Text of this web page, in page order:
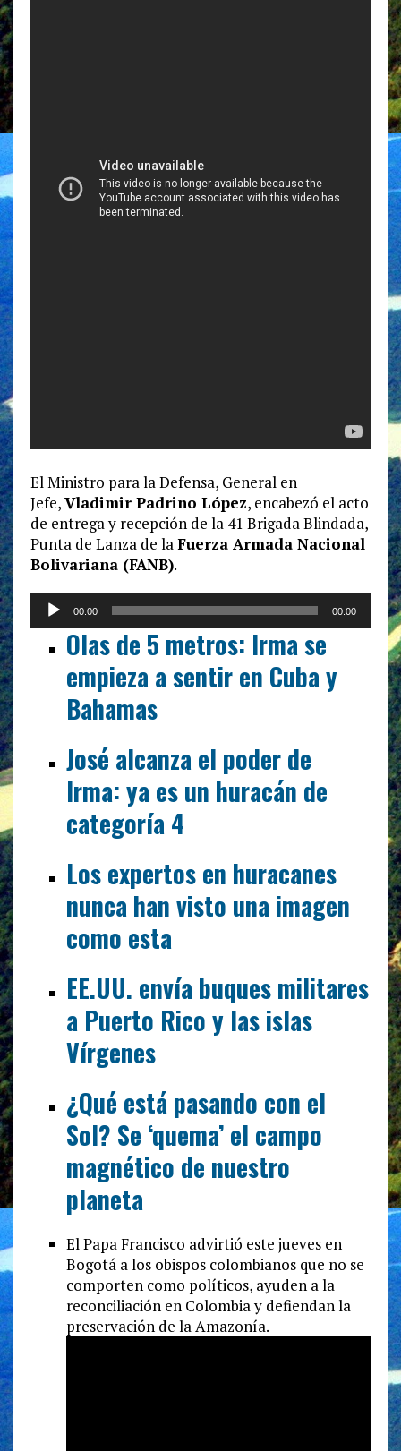
El Ministro para la Defensa, General en
Jefe,Vladimir Padrino López, encabezó el acto
de entrega y recepción de la 41 Brigada Blindada,
Punta de Lanza de laFuerza Armada Nacional
Bolivariana (FANB).
Reproductor
audio
00:00 00:00
Olas de 5 metros: Irma se
empieza a sentir en Cuba y
Bahamas
José alcanza el poder de
Irma: ya es un huracán de
categoría 4
Los expertos en huracanes
nunca han visto una imagen
como esta
EE.UU. envía buques militares
a Puerto Rico y las islas
Vírgenes
¿Qué está pasando con el
Sol? Se ‘quema’ el campo
magnético de nuestro
planeta
El Papa Francisco advirtió este jueves en
Bogotá a los obispos colombianos que no se
comporten como políticos, ayuden a la
reconciliación en Colombia y defiendan la
preservación de la Amazonía.